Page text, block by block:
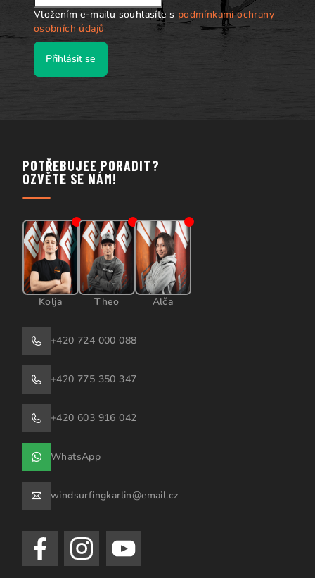
Vložením e-mailu souhlasíte s podmínkami ochrany
osobních údajů
Přihlásit se
POTŘEBUJEE PORADIT?
OZVĚTE SE NÁM!
Kolja Theo Alča
+420 724 000 088
+420 775 350 347
+420 603 916 042
WhatsApp
windsurfingkarlin@email.cz